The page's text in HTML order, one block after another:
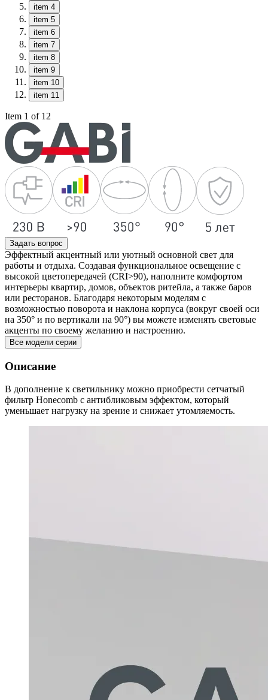
item 4
item 5
item 6
item 7
item 8
item 9
item 10
item 11
Item 1 of 12
Задать вопрос
Эффектный акцентный или уютный основной свет для
работы и отдыха. Создавая функциональное освещение с
высокой цветопередачей (CRI>90), наполните комфортом
интерьеры квартир, домов, объектов ритейла, а также баров
или ресторанов. Благодаря некоторым моделям с
возможностью поворота и наклона корпуса (вокруг своей оси
на 350° и по вертикали на 90°) вы можете изменять световые
акценты по своему желанию и настроению.
Все модели серии
Описание
В дополнение к светильнику можно приобрести сетчатый
фильтр Honecomb с антибликовым эффектом, который
уменьшает нагрузку на зрение и снижает утомляемость.